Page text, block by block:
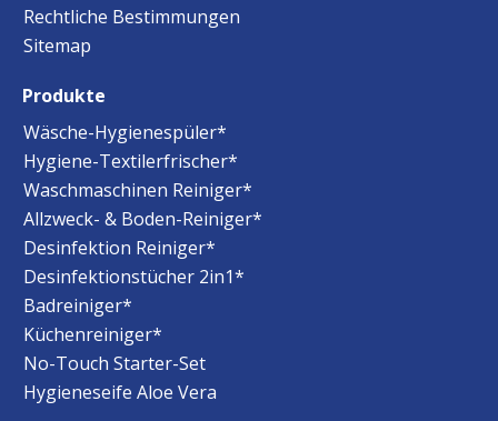
Rechtliche Bestimmungen
Sitemap
Produkte
Wäsche-Hygienespüler*
Hygiene-Textilerfrischer*
Waschmaschinen Reiniger*
Allzweck- & Boden-Reiniger*
Desinfektion Reiniger*
Desinfektionstücher 2in1*
Badreiniger*
Küchenreiniger*
No-Touch Starter-Set
Hygieneseife Aloe Vera